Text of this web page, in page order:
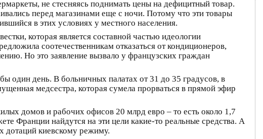
не стесняясь поднимать цены на дефицитный товар.
перед магазинами еще с ночи. Потому что эти товары
в этих условиях у местного населения.
которая является составной частью идеологии
соотечественникам отказаться от кондиционеров,
Но это заявление вызвало у французских граждан
один день. В больничных палатах от 31 до 35 градусов, в
медсестра, которая сумела прорваться в прямой эфир
домов и рабочих офисов 20 млрд евро – то есть около 1,7
Франции найдутся на эти цели какие-то реальные средства. А
дотаций киевскому режиму.